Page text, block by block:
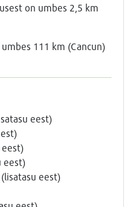
on umbes 2,5 km
111 km (Cancun)
eest)
eest)
eest)
eest)